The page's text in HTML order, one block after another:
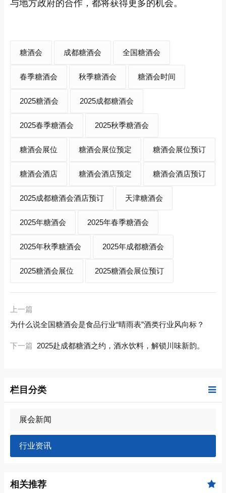
与地方政府的合作，都将获得更多的机会。
糖酒会 成都糖酒会 全国糖酒会
春季糖酒会 秋季糖酒会 糖酒会时间
2025糖酒会 2025成都糖酒会
2025春季糖酒会 2025秋季糖酒会
糖酒会展位 糖酒会展位预定 糖酒会展位预订
糖酒会酒店 糖酒会酒店预定 糖酒会酒店预订
2025成都糖酒会酒店预订 天津糖酒会
2025年糖酒会 2025年春季糖酒会
2025年秋季糖酒会 2025年成都糖酒会
2025糖酒会展位 2025糖酒会展位预订
上一篇
为什么说全国糖酒会是食品行业“晴雨表”酒类行业风向标？
下一篇 2025赴成都糖酒之约，酒水饮料，解锁川味新韵。
栏目分类
展会新闻
行业资讯
相关推荐